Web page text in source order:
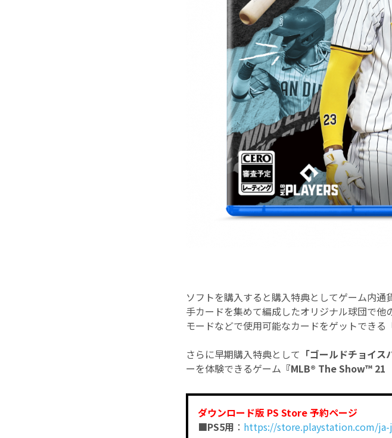
ソフトを購入すると購入特典としてゲーム内
手カードを集めて編成したオリジナル球団で他
モードなどで使用可能なカードをゲットでき
さらに早期購入特典として 「ゴールドチョイス
ーを体験できるゲーム 『MLB® The Show™ 21
ダウンロード版 PS Store 予約ページ
■PS5用 ： https://store.playstation.com/ja-